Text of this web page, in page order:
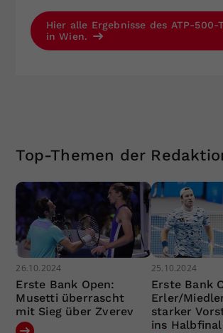
Hier alle Ergebnisse des ATP-500-
in Wien.
Top-Themen der
26.10.2024
Erste Bank Open:
Musetti überrascht
mit Sieg über Zverev
25.10.2024
Erste Bank
Erler/
starker
ins